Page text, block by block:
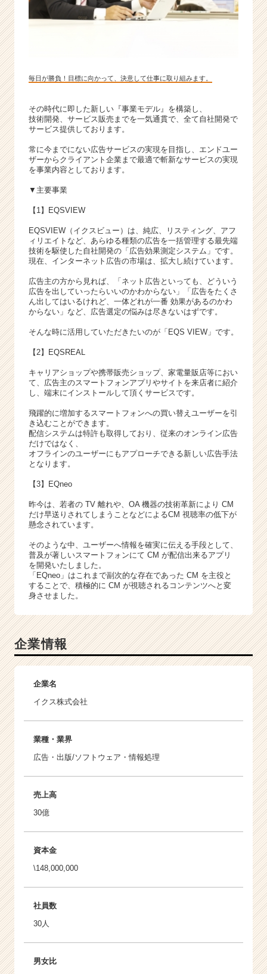
毎日が勝負！目標に向かって、決意して仕事に取り組みます。
その時代に即した新しい『事業モデル』を構築し、
技術開発、サービス販売までを一気通貫で、全て自社開発で
サービス提供しております。
常に今までにない広告サービスの実現を目指し、エンドユー
ザーからクライアント企業まで最適で斬新なサービスの実現
を事業内容としております。
▼主要事業
【1】EQSVIEW
EQSVIEW（イクスビュー）は、純広、リスティング、アフ
ィリエイトなど、あらゆる種類の広告を一括管理する最先端
技術を駆使した自社開発の「広告効果測定システム」です。
現在、インターネット広告の市場は、拡大し続けています。
広告主の方から見れば、「ネット広告といっても、どういう
広告を出していったらいいのかわからない」「広告をたくさ
ん出してはいるけれど、一体どれが一番 効果があるのかわ
からない」など、広告選定の悩みは尽きないはずです。
そんな時に活用していただきたいのが「EQS VIEW」です。
【2】EQSREAL
キャリアショップや携帯販売ショップ、家電量販店等におい
て、広告主のスマートフォンアプリやサイトを来店者に紹介
し、端末にインストールして頂くサービスです。
飛躍的に増加するスマートフォンへの買い替えユーザーを引
き込むことができます。
配信システムは特許も取得しており、従来のオンライン広告
だけではなく、
オフラインのユーザーにもアプローチできる新しい広告手法
となります。
【3】EQneo
昨今は、若者の TV 離れや、OA 機器の技術革新により CM
だけ早送りされてしまうことなどによるCM 視聴率の低下が
懸念されています。
そのような中、ユーザーへ情報を確実に伝える手段として、
普及が著しいスマートフォンにて CM が配信出来るアプリ
を開発いたしました。
「EQneo」はこれまで副次的な存在であった CM を主役と
することで、積極的に CM が視聴されるコンテンツへと変
身させました。
企業情報
企業名
イクス株式会社
業種・業界
広告・出版/ソフトウェア・情報処理
売上高
30億
資本金
\148,000,000
社員数
30人
男女比